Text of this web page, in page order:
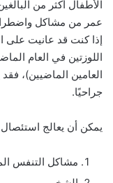
الأطفال أكثر من
عمر من مشاكل
إذا كنت قد عانيت على
اللوزتين في العام
العامين الماضيين)،
جراحيًا.
يمكن أن يعالج
مشاكل التنفس